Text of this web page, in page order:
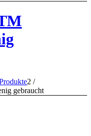
2 /
gebraucht